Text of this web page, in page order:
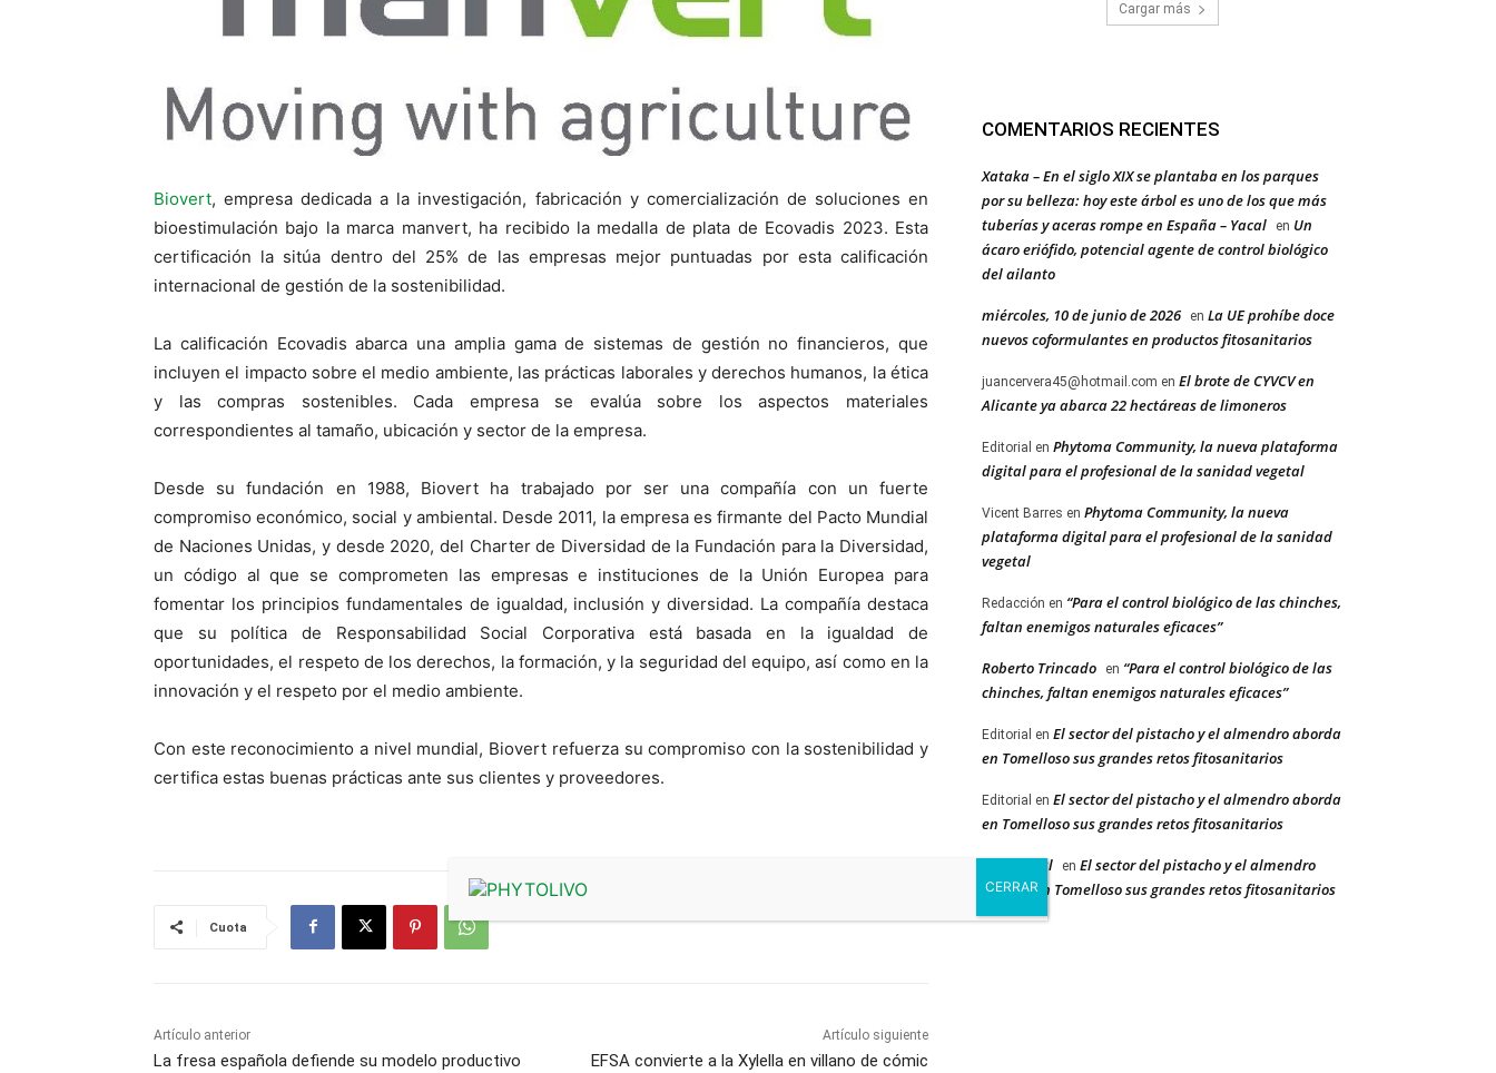
Biovert, empresa dedicada a la investigación, fabricación y comercialización de soluciones en
bioestimulación bajo la marca manvert, ha recibido la medalla de plata de Ecovadis 2023. Esta
certificación la sitúa dentro del 25% de las empresas mejor puntuadas por esta calificación
internacional de gestión de la sostenibilidad.
La calificación Ecovadis abarca una amplia gama de sistemas de gestión no financieros, que
incluyen el impacto sobre el medio ambiente, las prácticas laborales y derechos humanos, la ética
y las compras sostenibles. Cada empresa se evalúa sobre los aspectos materiales
correspondientes al tamaño, ubicación y sector de la empresa.
Desde su fundación en 1988, Biovert ha trabajado por ser una compañía con un fuerte
compromiso económico, social y ambiental. Desde 2011, la empresa es firmante del Pacto Mundial
de Naciones Unidas, y desde 2020, del Charter de Diversidad de la Fundación para la Diversidad,
un código al que se comprometen las empresas e instituciones de la Unión Europea para
fomentar los principios fundamentales de igualdad, inclusión y diversidad. La compañía destaca
que su política de Responsabilidad Social Corporativa está basada en la igualdad de
oportunidades, el respeto de los derechos, la formación, y la seguridad del equipo, así como en la
innovación y el respeto por el medio ambiente.
Con este reconocimiento a nivel mundial, Biovert refuerza su compromiso con la sostenibilidad y
certifica estas buenas prácticas ante sus clientes y proveedores.
Cuota
Artículo anterior
La fresa española defiende su modelo productivo
Artículo siguiente
EFSA convierte a la Xylella en villano de cómic
Cargar más
COMENTARIOS RECIENTES
Xataka – En el siglo XIX se plantaba en los parques
por su belleza: hoy este árbol es uno de los que más
tuberías y aceras rompe en España – Yacal
en Un
ácaro eriófido, potencial agente de control biológico
del ailanto
miércoles, 10 de junio de 2026 en La UE prohíbe doce
nuevos coformulantes en productos fitosanitarios
juancervera45@hotmail.com en El brote de CYVCV en
Alicante ya abarca 22 hectáreas de limoneros
Editorial en Phytoma Community, la nueva plataforma
digital para el profesional de la sanidad vegetal
Vicent Barres en Phytoma Community, la nueva
plataforma digital para el profesional de la sanidad
vegetal
Redacción en “Para el control biológico de las chinches,
faltan enemigos naturales eficaces”
Roberto Trincado en “Para el control biológico de las
chinches, faltan enemigos naturales eficaces”
Editorial en El sector del pistacho y el almendro aborda
en Tomelloso sus grandes retos fitosanitarios
Editorial en El sector del pistacho y el almendro aborda
en Tomelloso sus grandes retos fitosanitarios
Ejay Dehal en El sector del pistacho y el almendro
aborda en Tomelloso sus grandes retos fitosanitarios